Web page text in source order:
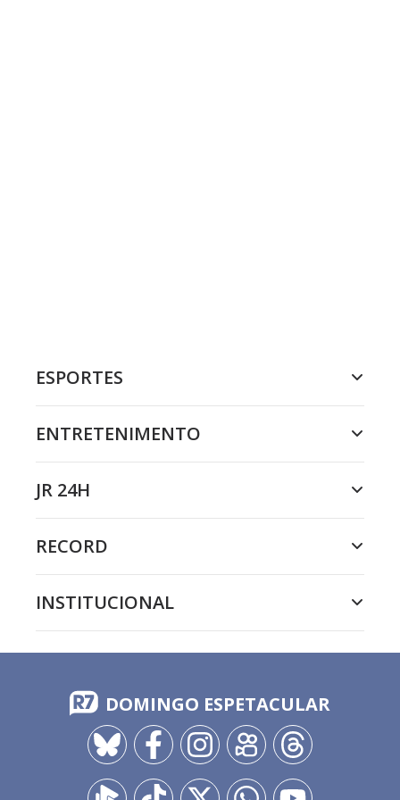
ESPORTES
ENTRETENIMENTO
JR 24H
RECORD
INSTITUCIONAL
DOMINGO ESPETACULAR